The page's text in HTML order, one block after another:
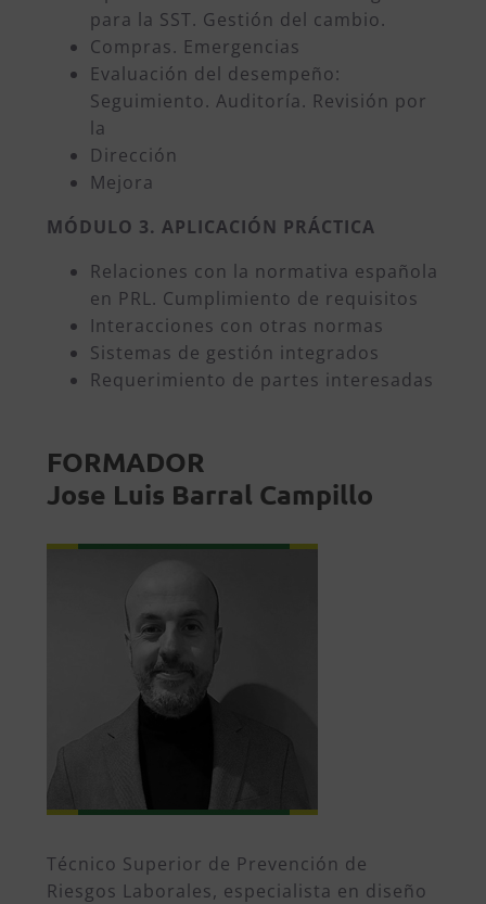
para la SST. Gestión del cambio.
Compras. Emergencias
Evaluación del desempeño:
Seguimiento. Auditoría. Revisión por
la
Dirección
Mejora
MÓDULO 3. APLICACIÓN PRÁCTICA
Relaciones con la normativa española
en PRL. Cumplimiento de requisitos
Interacciones con otras normas
Sistemas de gestión integrados
Requerimiento de partes interesadas
FORMADOR
Jose Luis Barral Campillo
Técnico Superior de Prevención de
Riesgos Laborales, especialista en diseño